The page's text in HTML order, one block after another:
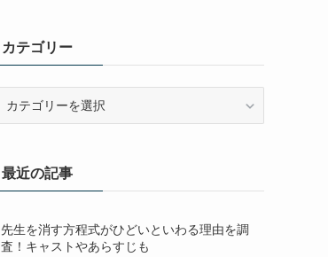
カテゴリー
ー最近の記事
先生を消す方程式がひどいといわる理由を調
査！キャストやあらすじも